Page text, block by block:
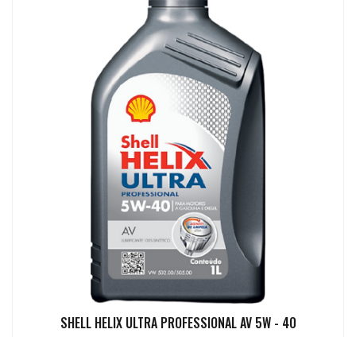
SHELL HELIX ULTRA PROFESSIONAL AV 5W - 40